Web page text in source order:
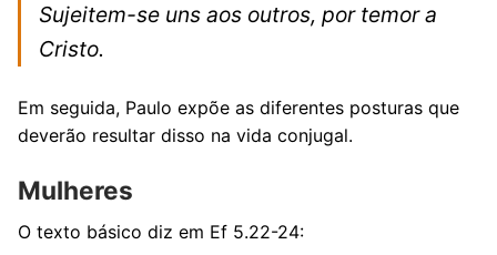
Sujeitem-se uns aos outros, por temor a
Cristo.
Em seguida, Paulo expõe as diferentes posturas que
deverão resultar disso na vida conjugal.
Mulheres
O texto básico diz em Ef 5.22-24: